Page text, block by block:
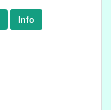
Info